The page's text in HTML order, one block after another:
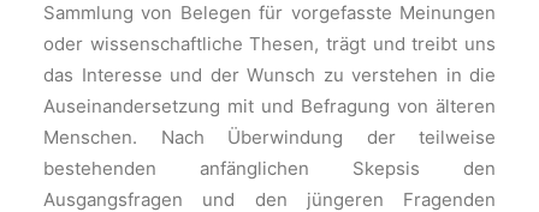
Sammlung von Belegen für vorgefasste Meinungen
oder wissenschaftliche Thesen, trägt und treibt uns
das Interesse und der Wunsch zu verstehen in die
Auseinandersetzung mit und Befragung von älteren
Menschen. Nach Überwindung der teilweise
bestehenden anfänglichen Skepsis den
Ausgangsfragen und den jüngeren Fragenden